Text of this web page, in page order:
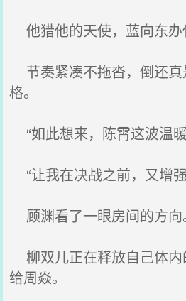
他猎他的天使，蓝向东办
节奏紧凑不拖沓，倒还真
格。
“如此想来，陈霄这波温
“让我在决战之前，又增
顾渊看了一眼房间的方向
柳双儿正在释放自己体
给周焱。